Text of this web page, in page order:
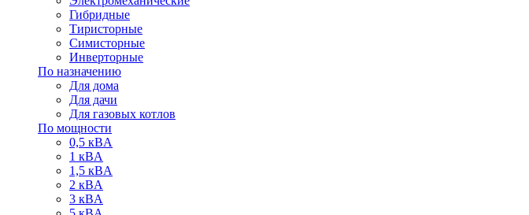
Гибридные
Тиристорные
Симисторные
Инверторные
По назначению
Для дома
Для дачи
Для газовых котлов
По мощности
0,5 кВA
1 кВA
1,5 кВA
2 кВA
3 кВA